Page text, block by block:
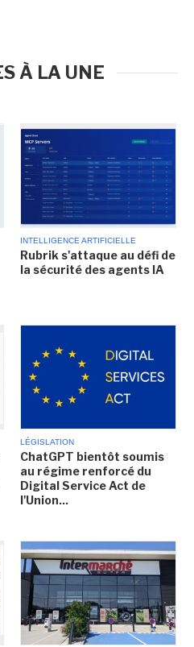
À LA UNE
INTELLIGENCE ARTIFICIELLE
Rubrik s'attaque au défi de
la sécurité des agents IA
LÉGISLATION
ChatGPT bientôt soumis
au régime renforcé du
Digital Service Act de
l'Union...